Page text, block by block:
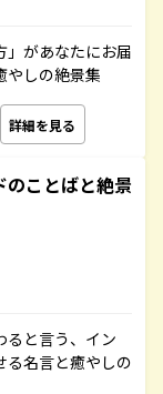
」があなたにお届
やしの絶景集
詳細を見る
ことばと絶景
ると言う、イン
る名言と癒やしの